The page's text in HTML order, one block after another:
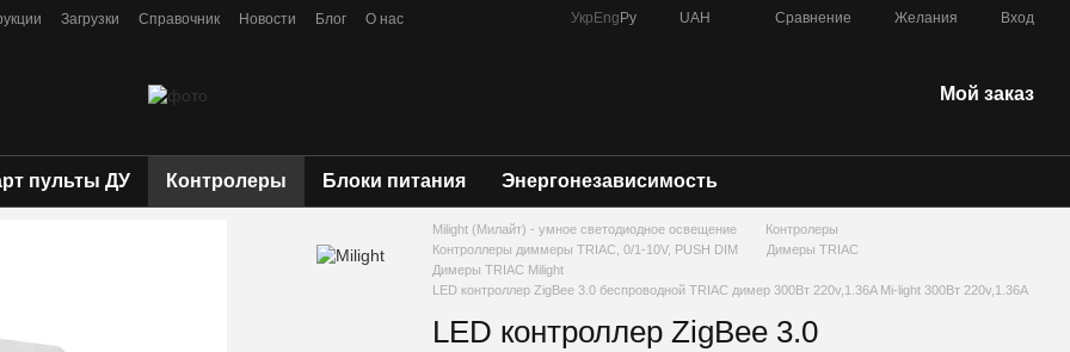
Загрузки Справочник Новости Блог
О нас
Укр Eng Ру UAH Сравнение Желания Вход
Мой заказ
пульты ДУ Контролеры Блоки питания Энергонезависимость
Milight (Милайт) - умное светодиодное освещение
Контролеры
Контроллеры диммеры TRIAC, 0/1-10V, PUSH DIM
Димеры TRIAC
Димеры TRIAC Milight
LED контроллер ZigBee 3.0 беспроводной TRIAC димер 300Вт 220v,1.36A Mi-light 300Вт 220v,1.36A
LED контроллер ZigBee 3.0